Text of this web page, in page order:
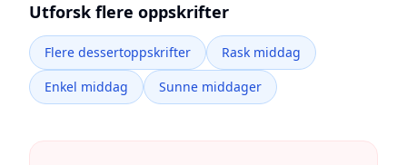
Utforsk flere oppskrifter
Flere dessertoppskrifter
Rask middag
Enkel middag
Sunne middager